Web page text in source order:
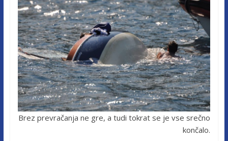
Brez prevračanja ne gre, a tudi tokrat se je vse srečno
končalo.